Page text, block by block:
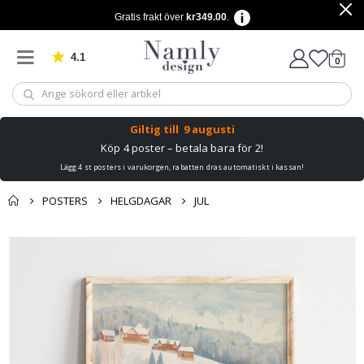
Gratis frakt över kr349.00.
4.1 Baserat på 1029 betyg 0
Giltig till 9 augusti
Köp 4 poster – betala bara för 2!
Lägg 4 st posters i varukorgen, rabatten dras automatiskt i kassan!
POSTERS HELGDAGAR JUL
Du kanske också